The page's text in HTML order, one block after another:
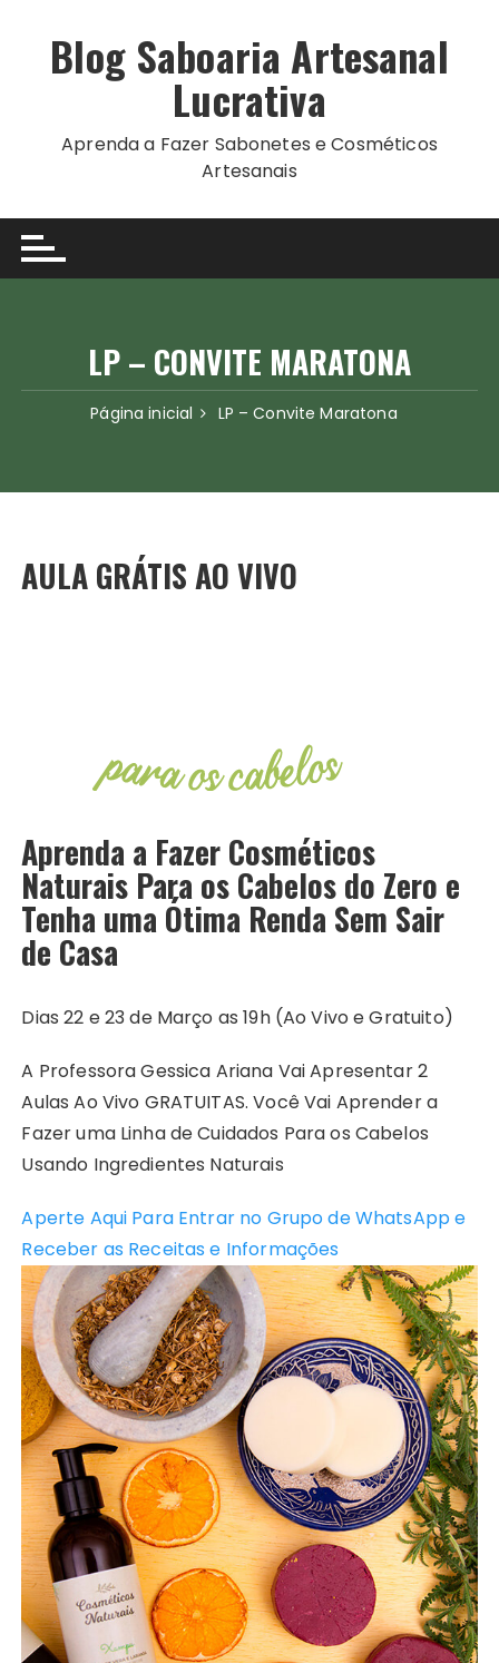
Blog Saboaria Artesanal
Lucrativa
Aprenda a Fazer Sabonetes e Cosméticos
Artesanais
LP – CONVITE MARATONA
Página inicial LP – Convite Maratona
AULA GRÁTIS AO VIVO
Aprenda a Fazer Cosméticos
Naturais Para os Cabelos do Zero e
Tenha uma Ótima Renda Sem Sair
de Casa
Dias 22 e 23 de Março as 19h (Ao Vivo e Gratuito)
A Professora Gessica Ariana Vai Apresentar 2
Aulas Ao Vivo GRATUITAS. Você Vai Aprender a
Fazer uma Linha de Cuidados Para os Cabelos
Usando Ingredientes Naturais
Aperte Aqui Para Entrar no Grupo de WhatsApp e
Receber as Receitas e Informações